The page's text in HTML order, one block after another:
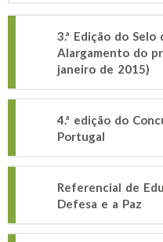
3.ª Edição do
Alargamento do
janeiro de 2015)
4.ª edição do
Portugal
Referencial de
Defesa e a Paz